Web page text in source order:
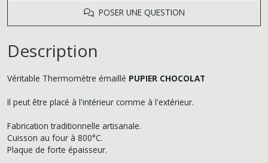
POSER UNE QUESTION
Description
Véritable Thermomètre émaillé PUPIER CHOCOLAT
Il peut être placé à l'intérieur comme à l'extérieur.
Fabrication traditionnelle artisanale.
Cuisson au four à 800°C.
Plaque de forte épaisseur.